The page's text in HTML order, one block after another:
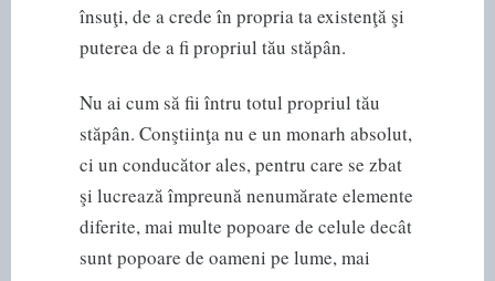
însuţi, de a crede în propria ta existenţă şi
puterea de a fi propriul tău stăpân.
Nu ai cum să fii întru totul propriul tău
stăpân. Conştiinţa nu e un monarh absolut,
ci un conducător ales, pentru care se zbat
şi lucrează împreună nenumărate elemente
diferite, mai multe popoare de celule decât
sunt popoare de oameni pe lume, mai